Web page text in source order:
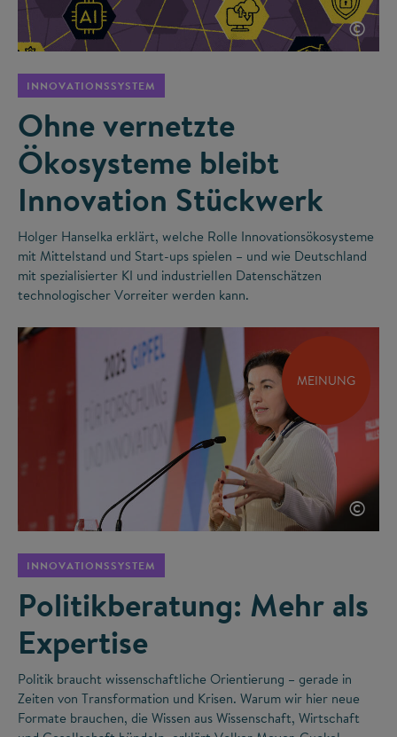
©
INNOVATIONSSYSTEM
Ohne vernetzte
Ökosysteme bleibt
Innovation Stückwerk
Holger Hanselka erklärt, welche Rolle Innovationsökosysteme
mit Mittelstand und Start-ups spielen – und wie Deutschland
mit spezialisierter KI und industriellen Datenschätzen
technologischer Vorreiter werden kann.
MEINUNG
©
INNOVATIONSSYSTEM
Politikberatung: Mehr als
Expertise
Politik braucht wissenschaftliche Orientierung – gerade in
Zeiten von Transformation und Krisen. Warum wir hier neue
Formate brauchen, die Wissen aus Wissenschaft, Wirtschaft